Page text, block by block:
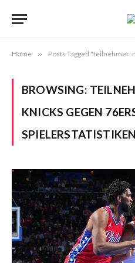
Home » Posts Tagged "teilnehmer: new
BROWSING:
KNICKS GEGEN